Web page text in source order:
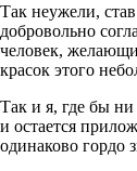
Так неужели,
добровольно
человек,
красок этого
Так и я, где бы
и остается
одинаково гордо